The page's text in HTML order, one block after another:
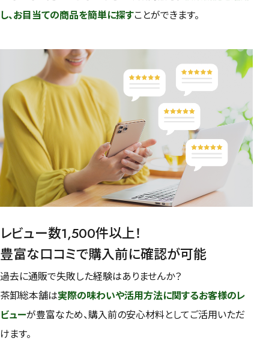
し、お目当ての商品を簡単に探すことができます。
レビュー数1,500件以上！
豊富な口コミで購入前に確認が可能
過去に通販で失敗した経験はありませんか？
茶卸総本舗は実際の味わいや活用方法に関するお客様のレ
ビューが豊富なため、購入前の安心材料としてご活用いただ
けます。